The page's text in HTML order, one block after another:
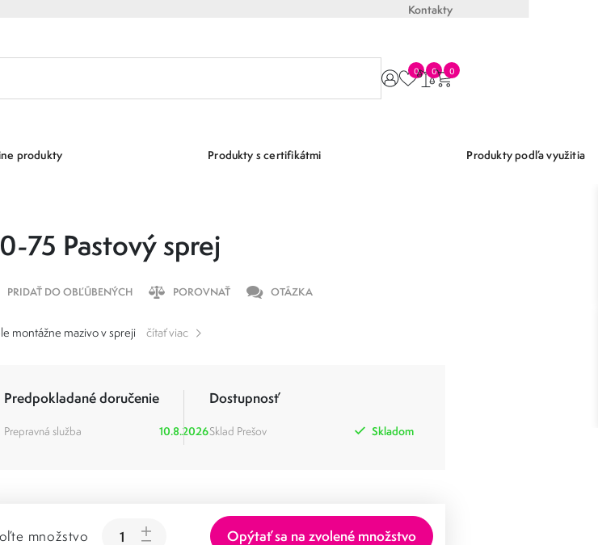
Kontakty
0 0 0
produkty Produkty s certifikátmi Produkty podľa využitia
75 Pastový sprej
PRIDAŤ DO OBĽÚBENÝCH POROVNAŤ OTÁZKA
montážne mazivo v spreji čítať viac
Predpokladané doručenie
Prepravná služba 10.8.2026
Dostupnosť
Sklad Prešov Skladom
množstvo Opýtať sa na zvolené množstvo